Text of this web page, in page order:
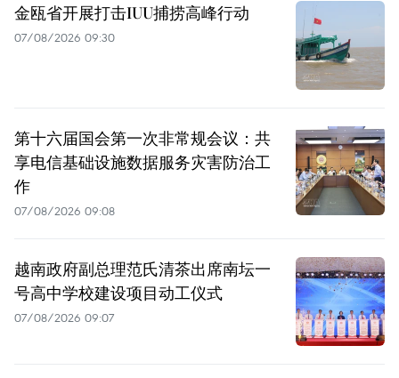
金瓯省开展打击IUU捕捞高峰行动
07/08/2026 09:30
第十六届国会第一次非常规会议：共
享电信基础设施数据服务灾害防治工
作
07/08/2026 09:08
越南政府副总理范氏清茶出席南坛一
号高中学校建设项目动工仪式
07/08/2026 09:07